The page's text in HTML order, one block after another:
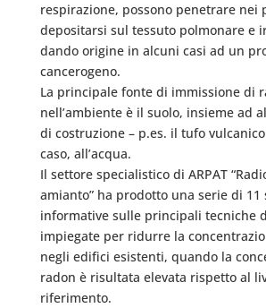
respirazione, possono penetrare nei
depositarsi sul tessuto polmonare e
dando origine in alcuni casi ad un
cancerogeno.
La principale fonte di immissione di
nell’ambiente è il suolo, insieme ad
di costruzione – p.es. il tufo
caso, all’acqua.
Il settore specialistico di ARPAT
amianto” ha prodotto una serie di 11
informative sulle principali tecniche
impiegate per ridurre la
negli edifici esistenti, quando la
radon è risultata elevata rispetto al
riferimento.